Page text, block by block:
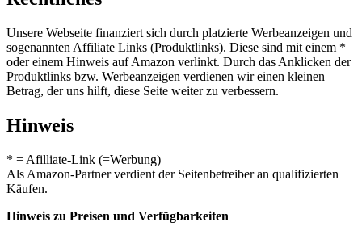
Unsere Webseite finanziert sich durch platzierte Werbeanzeigen und
sogenannten Affiliate Links (Produktlinks). Diese sind mit einem *
oder einem Hinweis auf Amazon verlinkt. Durch das Anklicken der
Produktlinks bzw. Werbeanzeigen verdienen wir einen kleinen
Betrag, der uns hilft, diese Seite weiter zu verbessern.
Hinweis
* = Afilliate-Link (=Werbung)
Als Amazon-Partner verdient der Seitenbetreiber an qualifizierten
Käufen.
Hinweis zu Preisen und Verfügbarkeiten